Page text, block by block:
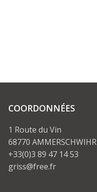
COORDONNÉES
1 Route du Vin
68770 AMMERSCHWIHR
+33(0)3 89 47 14 53
griss@free.fr